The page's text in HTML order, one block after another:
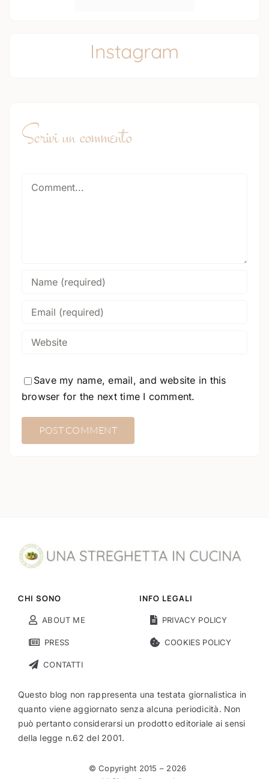
Instagram
Scrivi un commento
Comment
Save my name, email, and website in this
browser for the next time I comment.
CHI SONO
ABOUT ME
PRESS
CONTATTI
INFO LEGALI
PRIVACY POLICY
COOKIES POLICY
Questo blog non rappresenta una testata giornalistica in
quanto viene aggiornato senza alcuna periodicità. Non
può pertanto considerarsi un prodotto editoriale ai sensi
della legge n.62 del 2001.
© Copyright 2015 – 2026